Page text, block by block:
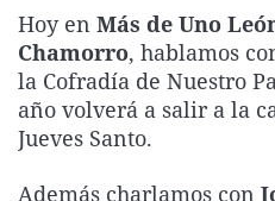
El tiempo
Más noticias
Hoy en Más de Uno
Chamorro, hablamos
la Cofradía de Nuestro
año volverá a salir a la
Jueves Santo.
Además charlamos con